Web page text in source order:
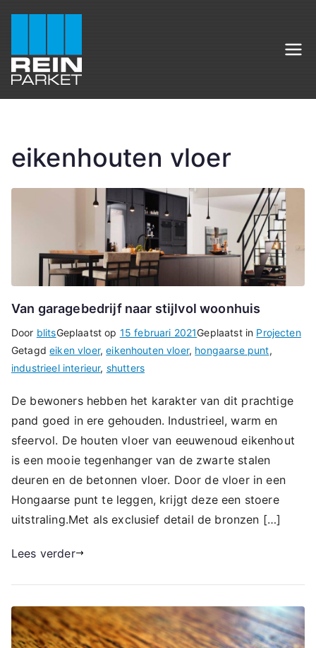
inhoud
Sfeervol wonen begint bij Rein Parket
eikenhouten vloer
Van garagebedrijf naar stijlvol woonhuis
Door blitsGeplaatst op 15 februari 2021Geplaatst in Projecten
Getagdeiken vloer,eikenhouten vloer, hongaarse punt,
industrieel interieur, shutters
De bewoners hebben het karakter van dit prachtige
pand goed in ere gehouden. Industrieel, warm en
sfeervol. De houten vloer van eeuwenoud eikenhout
is een mooie tegenhanger van de zwarte stalen
deuren en de betonnen vloer. Door de vloer in een
Hongaarse punt te leggen, krijgt deze een stoere
uitstraling.Met als exclusief detail de bronzen […]
Lees verder